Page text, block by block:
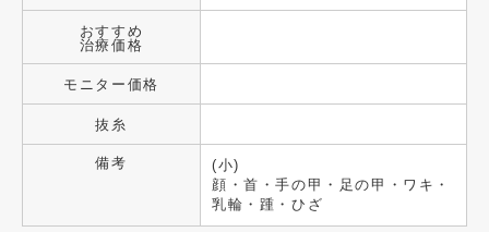
おすすめ
治療価格
モニター価格
抜糸
備考
(小)
顔・首・手の甲・足の甲・ワキ・
乳輪・踵・ひざ